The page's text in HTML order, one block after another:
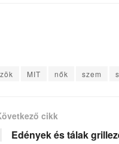
MIT nők szem
cikk
Edények és tálak